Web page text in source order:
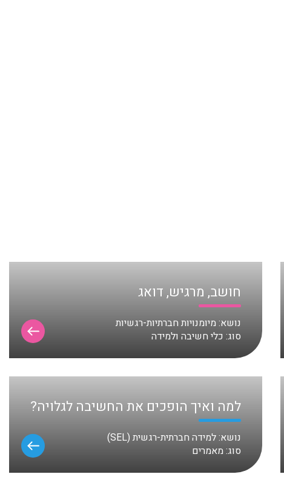
חושב, מרגיש, דואג
נושא:מיומנויות חברתיות-רגשיות
סוג: כלי חשיבה ולמידה
למה ואיך הופכים את החשיבה לגלויה?
נושא:למידה חברתית-רגשית (SEL)
סוג:מאמרים